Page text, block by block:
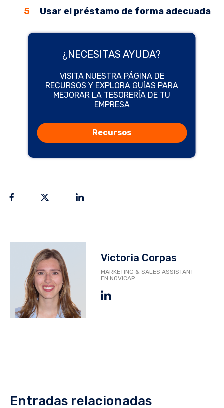
Usar el préstamo de forma adecuada
¿NECESITAS AYUDA?
VISITA NUESTRA PÁGINA DE
RECURSOS Y EXPLORA GUÍAS PARA
MEJORAR LA TESORERÍA DE TU
EMPRESA
Recursos
Victoria Corpas
MARKETING & SALES ASSISTANT
EN NOVICAP
Entradas relacionadas